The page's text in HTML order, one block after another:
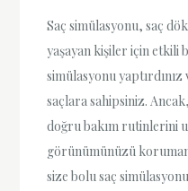
Saç simülasyonu, saç
yaşayan kişiler için etkili
simülasyonu
saçlara sahipsiniz.
doğru bakım rutinlerini
görünümünüzü
size bolu saç